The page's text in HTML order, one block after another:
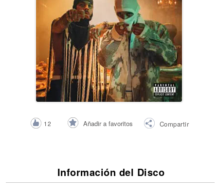
12 Añadir a favoritos Compartir
Información del Disco